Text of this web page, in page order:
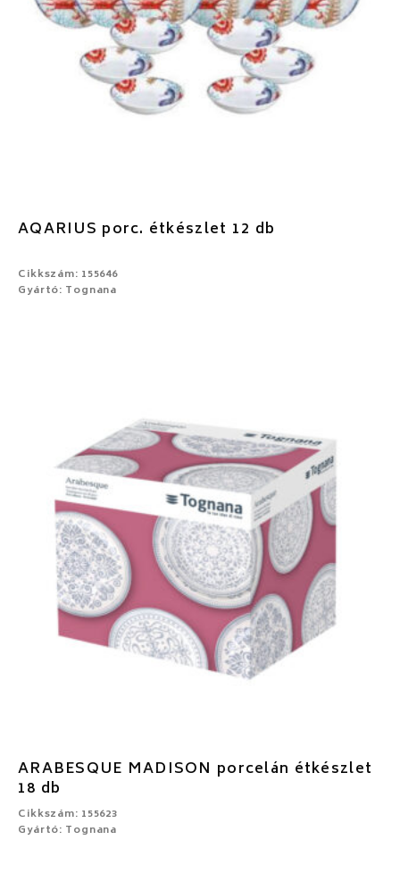
AQARIUS porc. étkészlet 12 db
Cikkszám: 155646
Gyártó: Tognana
ARABESQUE MADISON porcelán étkészlet
18 db
Cikkszám: 155623
Gyártó: Tognana